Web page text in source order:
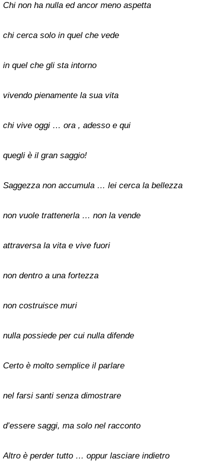
Chi non ha nulla ed ancor meno aspetta
chi cerca solo in quel che vede
in quel che gli sta intorno
vivendo pienamente la sua vita
chi vive oggi … ora , adesso e qui
quegli è il gran saggio!
Saggezza non accumula … lei cerca la bellezza
non vuole trattenerla … non la vende
attraversa la vita e vive fuori
non dentro a una fortezza
non costruisce muri
nulla possiede per cui nulla difende
Certo è molto semplice il parlare
nel farsi santi senza dimostrare
d’essere saggi, ma solo nel racconto
Altro è perder tutto … oppur lasciare indietro